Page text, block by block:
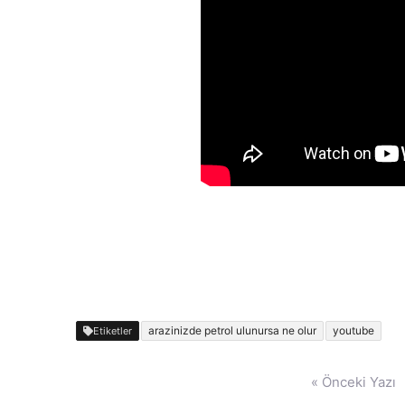
Etiketler arazinizde petrol ulunursa ne olur youtube
« Önceki Yazı